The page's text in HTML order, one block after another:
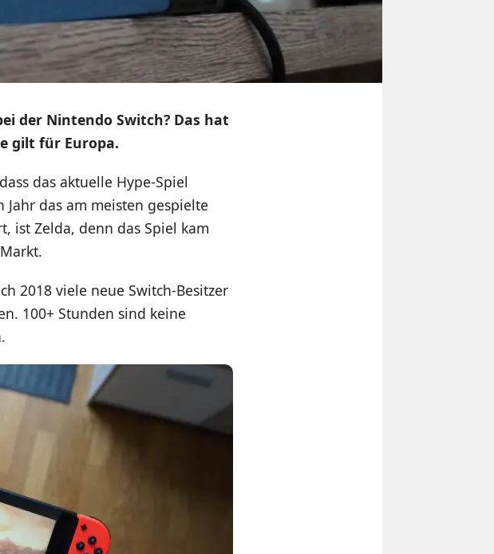
der Nintendo Switch? Das hat
gilt für Europa.
das aktuelle Hype-Spiel
das am meisten gespielte
ist Zelda, denn das Spiel kam
2018 viele neue Switch-Besitzer
100+ Stunden sind keine